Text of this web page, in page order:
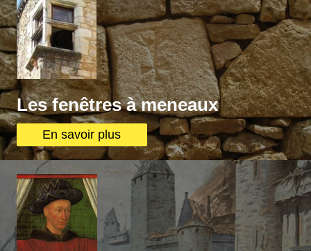
Les fenêtres à meneaux
En savoir plus